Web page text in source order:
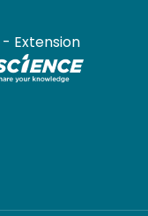
- Extension